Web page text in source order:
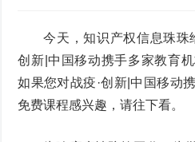
今天，知识产权信息珠珠
创新|中国移动携手多家教育
如果您对战疫·创新|中国移动
免费课程感兴趣，请往下看。